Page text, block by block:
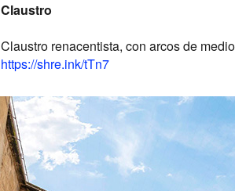
Claustro
Claustro renacentista, con arcos de
https://shre.ink/tTn7